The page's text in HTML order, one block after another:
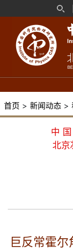
首页 > 新闻动态 >
中
北京
巨反常霍